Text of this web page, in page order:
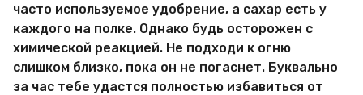
часто используемое удобрение, а сахар есть у
каждого на полке. Однако будь осторожен с
химической реакцией. Не подходи к огню
слишком близко, пока он не погаснет. Буквально
за час тебе удастся полностью избавиться от